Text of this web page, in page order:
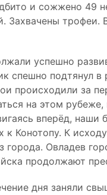
и сожжено 49
трофеи.
успешно
спешно подтянул в
происходили за
на этом
вперёд, наши
к Конотопу. К
города. Овладев
продолжают
дня заняли